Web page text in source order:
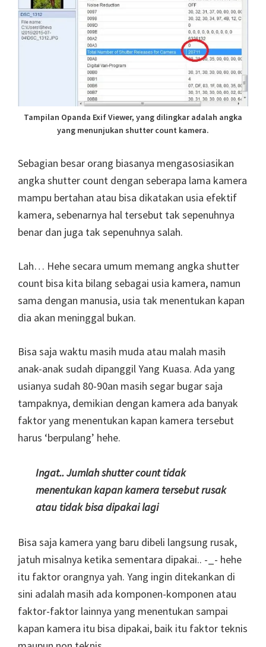
Tampilan Opanda Exif Viewer, yang dilingkar adalah angka
yang menunjukan shutter count kamera.
Sebagian besar orang biasanya mengasosiasikan
angka shutter count dengan seberapa lama kamera
mampu bertahan atau bisa dikatakan usia efektif
kamera, sebenarnya hal tersebut tak sepenuhnya
benar dan juga tak sepenuhnya salah.
Lah… Hehe secara umum memang angka shutter
count bisa kita bilang sebagai usia kamera, namun
sama dengan manusia, usia tak menentukan kapan
dia akan meninggal bukan.
Bisa saja waktu masih muda atau malah masih
anak-anak sudah dipanggil Yang Kuasa. Ada yang
usianya sudah 80-90an masih segar bugar saja
tampaknya, demikian dengan kamera ada banyak
faktor yang menentukan kapan kamera tersebut
harus ‘berpulang’ hehe.
Ingat.. Jumlah shutter count tidak
menentukan kapan kamera tersebut rusak
atau tidak bisa dipakai lagi
Bisa saja kamera yang baru dibeli langsung rusak,
jatuh misalnya ketika sementara dipakai.. -_- hehe
itu faktor orangnya yah. Yang ingin ditekankan di
sini adalah masih ada komponen-komponen atau
faktor-faktor lainnya yang menentukan sampai
kapan kamera itu bisa dipakai, baik itu faktor teknis